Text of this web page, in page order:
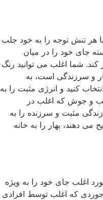
هر تنش توجه را به خود جلب
جای خود را در میان
ترند سال‌های ۲۰۲۲-۲۰۲۳ باز کند. شما اغلب می توانید رنگ
و سرزندگی است، به
کنید و انرژی مثبت را به
و جوش که اغلب در
مثبت و سرزنده را به
دهند، بهار را به خانه
اغلب جای خود را به ویژه
که اغلب توسط افرادی